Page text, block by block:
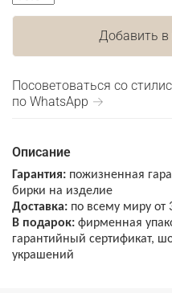
Добавить в
Посоветоваться со
по WhatsApp →
Описание
Гарантия: пожизненная
бирки на изделие
Доставка: по всему миру от
В подарок: фирменная
гарантийный сертификат,
украшений